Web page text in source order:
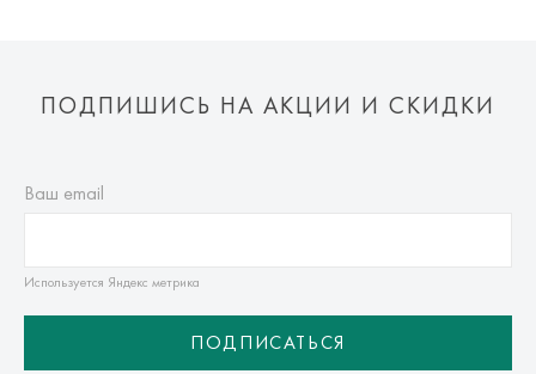
ПОДПИШИСЬ НА АКЦИИ И СКИДКИ
Ваш email
Используется Яндекс метрика
ПОДПИСАТЬСЯ